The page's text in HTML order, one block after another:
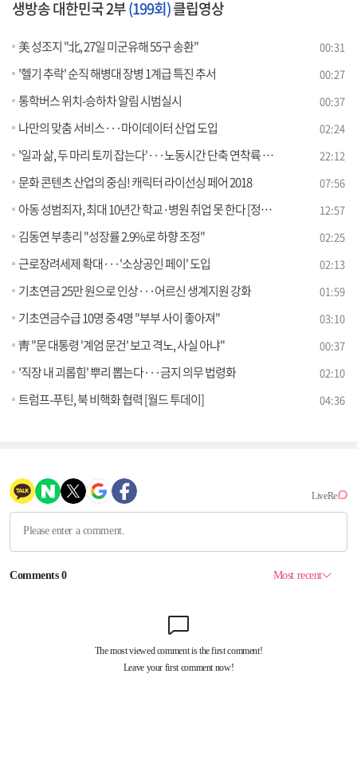
생방송 대한민국 2부(199회)클립영상
美 성조지 "北, 27일 미군유해 55구 송환" 00:31
'헬기 추락' 순직 해병대 장병 1계급 특진 추서 00:27
통학버스 위치-승하차 알림 시범실시 00:37
나만의 맞춤 서비스···마이데이터 산업 도입 02:24
'일과 삶, 두 마리 토끼 잡는다'···노동시간 단축 연착륙 방안은? [라이브 이슈] 22:12
문화 콘텐츠 산업의 중심! 캐릭터 라이선싱 페어 2018 07:56
아동 성범죄자, 최대 10년간 학교·병원 취업 못 한다 [정책 공감] 12:57
김동연 부총리 "성장률 2.9%로 하향 조정" 02:25
근로장려세제 확대···'소상공인 페이' 도입 02:13
기초연금 25만 원으로 인상···어르신 생계지원 강화 01:59
기초연금수급 10명 중 4명 "부부 사이 좋아져" 03:10
靑 "문 대통령 '계엄 문건' 보고 격노, 사실 아냐" 00:37
'직장 내 괴롭힘' 뿌리 뽑는다···금지 의무 법령화 02:10
트럼프-푸틴, 북 비핵화 협력 [월드 투데이] 04:36